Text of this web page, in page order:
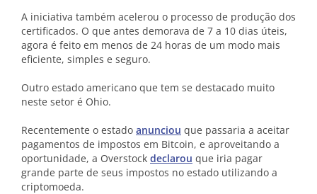
A iniciativa também acelerou o processo de produção dos
certificados. O que antes demorava de 7 a 10 dias úteis,
agora é feito em menos de 24 horas de um modo mais
eficiente, simples e seguro.
Outro estado americano que tem se destacado muito
neste setor é Ohio.
Recentemente o estado anunciou que passaria a aceitar
pagamentos de impostos em Bitcoin, e aproveitando a
oportunidade, a Overstock declarou que iria pagar
grande parte de seus impostos no estado utilizando a
criptomoeda.